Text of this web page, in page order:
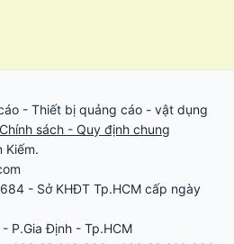
- Thiết bị quảng cáo - vật dụng
Chính sách - Quy định chung
Kiếm.
- Sở KHĐT Tp.HCM cấp ngày
P.Gia Định - Tp.HCM